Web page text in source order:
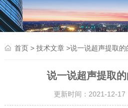
首页> 技术文章>说一说超声提取的
说一说超声提取
更新时间：2021-12-17